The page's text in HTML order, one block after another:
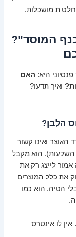
מושכלות.
המוסד"?
היא: האם
ואיך תדעו?
הלבן?
האוצר ואינו קשור
השקעות). הוא מקבל
לייצג רק את
את כלל המוצרים
הטיה. הוא כמו
אין לו אינטרס